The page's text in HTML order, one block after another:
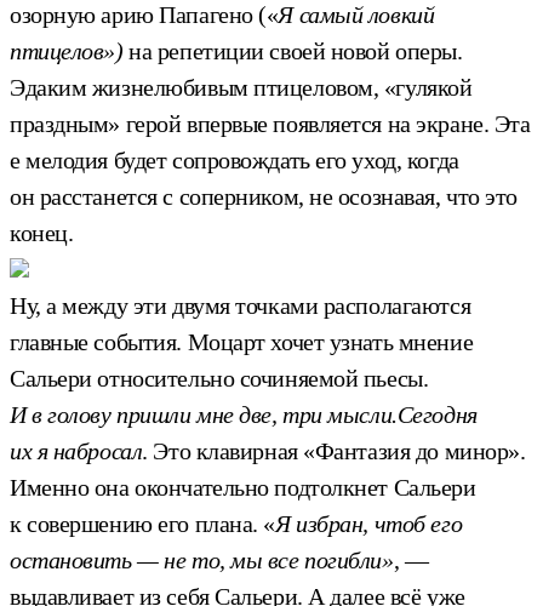
озорную арию Папагено («Я самый ловкий
птицелов») на репетиции своей новой оперы.
Эдаким жизнелюбивым птицеловом, «гулякой
праздным» герой впервые появляется на экране. Эта
е мелодия будет сопровождать его уход, когда
он расстанется с соперником, не осознавая, что это
конец.
Ну, а между эти двумя точками располагаются
главные события. Моцарт хочет узнать мнение
Сальери относительно сочиняемой пьесы.
И в голову пришли мне две, три мысли.Сегодня
их я набросал. Это клавирная «Фантазия до минор».
Именно она окончательно подтолкнет Сальери
к совершению его плана. «Я избран, чтоб его
остановить — не то, мы все погибли», —
выдавливает из себя Сальери. А далее всё уже